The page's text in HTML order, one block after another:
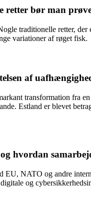
bør man
traditionelle retter,
variationer af røget fisk.
af
transformation
Estland er blevet
hvordan
NATO og andre
og